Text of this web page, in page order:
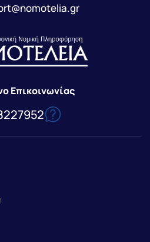
Επικοινωνίας